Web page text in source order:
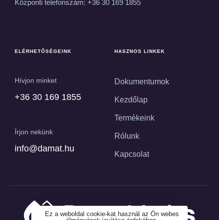
Központi telefonszám: +36 30 169 1855
ELÉRHETŐSÉGEINK
Hívjon minket
+36 30 169 1855
Írjon nekünk
info@damat.hu
HASZNOS LINKEK
Dokumentumok
Kezdőlap
Termékeink
Rólunk
Kapcsolat
Ez a weboldal cookie-kat használ az Ön webes